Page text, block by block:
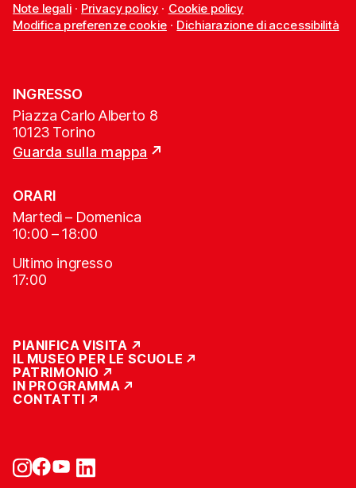
Note legali· Privacy policy · Cookie policy
Modifica preferenze cookie· Dichiarazione di accessibilità
INGRESSO
Piazza Carlo Alberto 8
10123 Torino
Guarda sulla mappa
ORARI
Martedì – Domenica
10:00 – 18:00
Ultimo ingresso
17:00
PIANIFICA VISITA
IL MUSEO PER LE SCUOLE
PATRIMONIO
IN PROGRAMMA
CONTATTI